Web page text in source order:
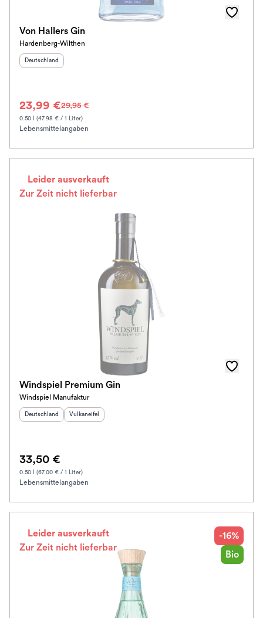
Von Hallers Gin
Hardenberg-Wilthen
Herkunftsland
Deutschland
23,99 €29,95 €
0.50 l (47.98 € / 1 Liter)
Lebensmittelangaben
Leider ausverkauft
Zur Zeit nicht lieferbar
Windspiel Premium Gin
Windspiel Manufaktur
Herkunftsland
Deutschland Herkunftsregion
Vulkaneifel
33,50 €
0.50 l (67.00 € / 1 Liter)
Lebensmittelangaben
Leider ausverkauft
Zur Zeit nicht lieferbar
-16%
Bio